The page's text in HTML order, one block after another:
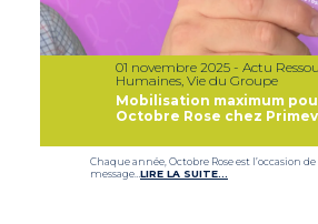
01 novembre 2025 - Actu
Humaines, Vie du Groupe
Mobilisation maximum
Octobre Rose chez
Chaque année, Octobre Rose est l’occasion
message… LIRE LA SUITE…